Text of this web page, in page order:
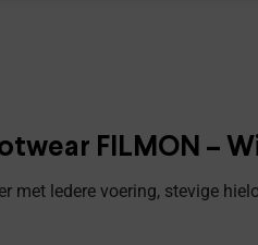
FILMON –
met ledere voering, stevige